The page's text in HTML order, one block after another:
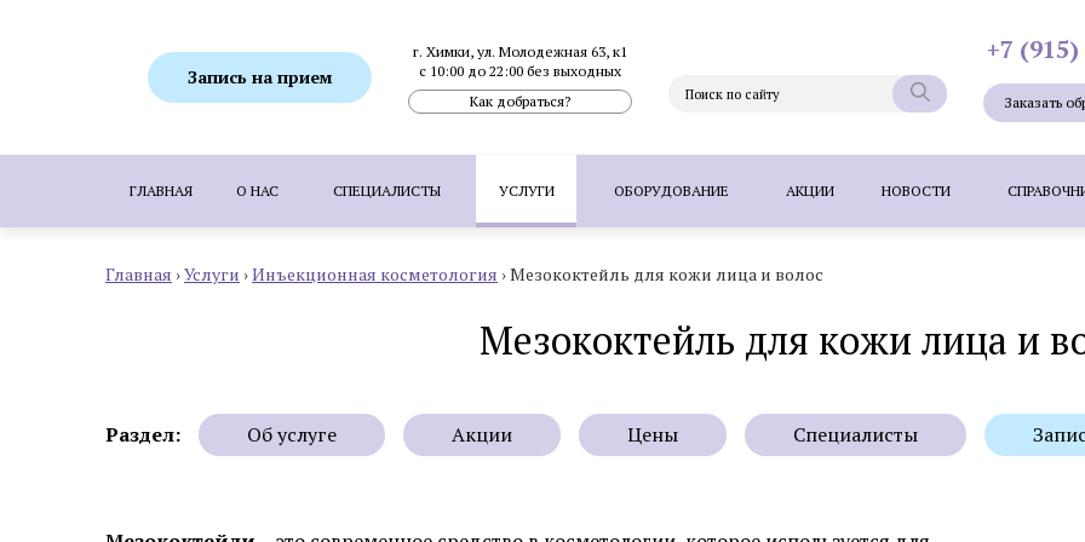
Запись на прием
г. Химки, ул. Молодежная 63, к1
с 10:00 до 22:00 без выходных
Как добраться?
+7
Заказать
ГЛАВНАЯ О НАС СПЕЦИАЛИСТЫ УСЛУГИ ОБОРУДОВАНИЕ АКЦИИ НОВОСТИ
ПОПУЛЯРНЫЕ УСЛУГИ: SMAS-лифтинг Фотоэпиляция Фотоомоложение лица
Биоревитализация Плазмолифтинг для лица
Пересадка волос методом FUE Пересадка волос методом FUT Пересадка волос методом HFE
Главная ›Услуги ›Инъекционная косметология ›Мезококтейль для кожи лица и волос
Мезококтейль для кожи лица и
Раздел: Об услуге Акции Цены Специалисты